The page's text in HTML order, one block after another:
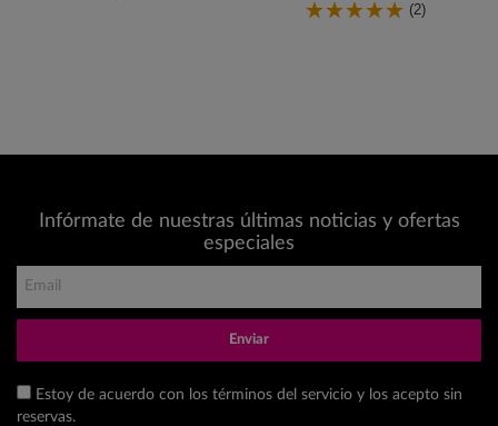
(2)
Infórmate de nuestras últimas noticias y ofertas
especiales
Enviar
Estoy de acuerdo con los términos del servicio y los acepto sin
reservas.